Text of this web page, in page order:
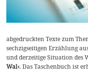
abgedruckten Texte zum
sechzigseitigen Erzählung
und derzeitige Situation des
Wal‹. Das Taschenbuch ist